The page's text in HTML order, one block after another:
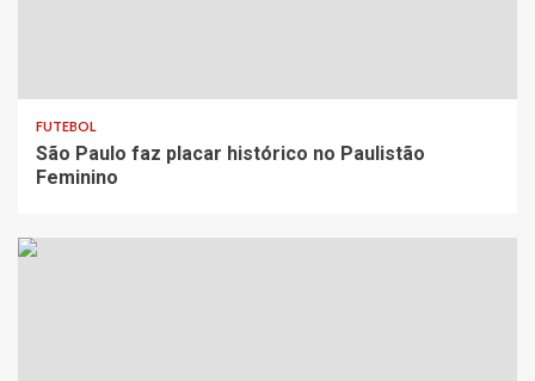
FUTEBOL
São Paulo faz placar histórico no Paulistão
Feminino